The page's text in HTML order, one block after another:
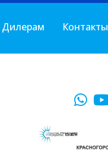
Дилерам Контакты